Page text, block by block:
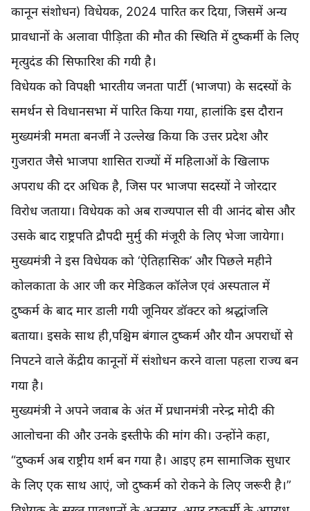
कानून संशोधन) विधेयक, 2024 पारित कर दिया, जिसमें अन्य
प्रावधानों के अलावा पीड़िता की मौत की स्थिति में दुष्कर्मी के लिए
मृत्युदंड की सिफारिश की गयी है।
विधेयक को विपक्षी भारतीय जनता पार्टी (भाजपा) के सदस्यों के
समर्थन से विधानसभा में पारित किया गया, हालांकि इस दौरान
मुख्यमंत्री ममता बनर्जी ने उल्लेख किया कि उत्तर प्रदेश और
गुजरात जैसे भाजपा शासित राज्यों में महिलाओं के खिलाफ
अपराध की दर अधिक है, जिस पर भाजपा सदस्यों ने जोरदार
विरोध जताया। विधेयक को अब राज्यपाल सी वी आनंद बोस और
उसके बाद राष्ट्रपति द्रौपदी मुर्मु की मंजूरी के लिए भेजा जायेगा।
मुख्यमंत्री ने इस विधेयक को ‘ऐतिहासिक’ और पिछले महीने
कोलकाता के आर जी कर मेडिकल कॉलेज एवं अस्पताल में
दुष्कर्म के बाद मार डाली गयी जूनियर डॉक्टर को श्रद्धांजलि
बताया। इसके साथ ही,पश्चिम बंगाल दुष्कर्म और यौन अपराधों से
निपटने वाले केंद्रीय कानूनों में संशोधन करने वाला पहला राज्य बन
गया है।
मुख्यमंत्री ने अपने जवाब के अंत में प्रधानमंत्री नरेन्द्र मोदी की
आलोचना की और उनके इस्तीफे की मांग की। उन्होंने कहा,
“दुष्कर्म अब राष्ट्रीय शर्म बन गया है। आइए हम सामाजिक सुधार
के लिए एक साथ आएं, जो दुष्कर्म को रोकने के लिए जरूरी है।”